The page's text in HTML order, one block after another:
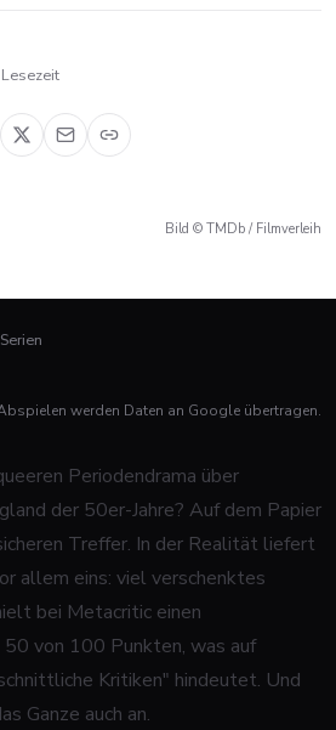
Bild © TMDb / Filmverleih
werden Daten an Google übertragen.
Periodendrama über
der 50er-Jahre? Auf dem Papier
Treffer. In der Realität liefert
allem eins: viel verschenktes
bei Metacritic einen
von 100 Punkten, was auf
Kritiken" hindeutet. Und
Ganze auch an.